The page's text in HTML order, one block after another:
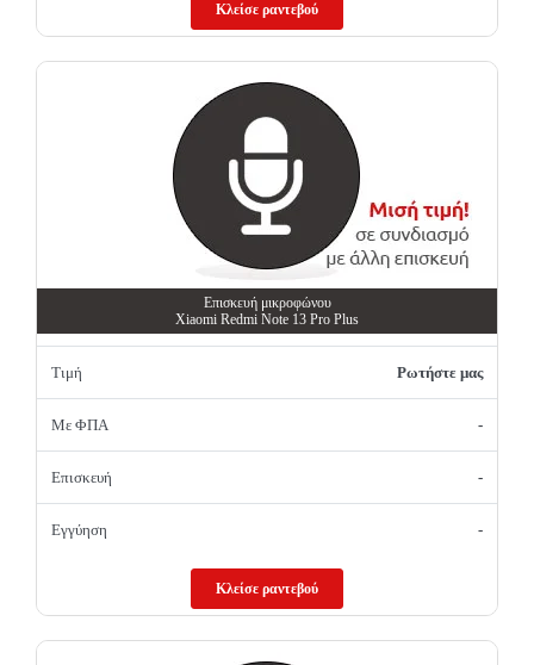
Κλείσε ραντεβού
Επισκευή μικροφώνου
Xiaomi Redmi Note 13 Pro Plus
Τιμή Ρωτήστε μας
Με ΦΠΑ -
Επισκευή -
Εγγύηση -
Κλείσε ραντεβού